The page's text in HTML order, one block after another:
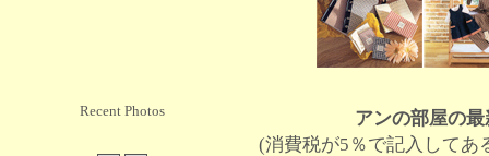
Recent Photos
アンの部屋の
(消費税が5％で記入してあ